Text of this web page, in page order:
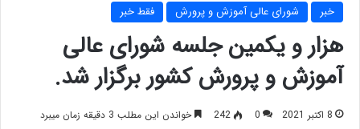
خبر شورای عالی آموزش و پرورش فقط خبر
هزار و یکمین جلسه شورای عالی
آموزش و پرورش کشور برگزار شد.
8 اکتبر 2021 0
242 خواندن این مطلب 3 دقیقه زمان میبرد